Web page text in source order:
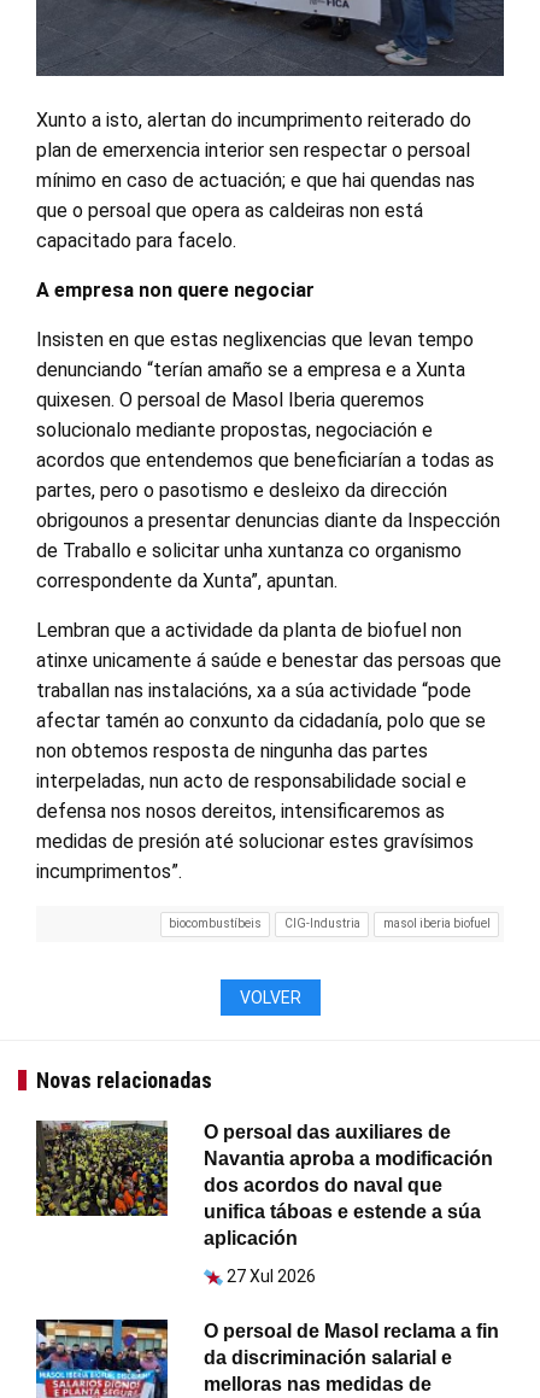
Xunto a isto, alertan do incumprimento reiterado do
plan de emerxencia interior sen respectar o persoal
mínimo en caso de actuación; e que hai quendas nas
que o persoal que opera as caldeiras non está
capacitado para facelo.
A empresa non quere negociar
Insisten en que estas neglixencias que levan tempo
denunciando “terían amaño se a empresa e a Xunta
quixesen. O persoal de Masol Iberia queremos
solucionalo mediante propostas, negociación e
acordos que entendemos que beneficiarían a todas as
partes, pero o pasotismo e desleixo da dirección
obrigounos a presentar denuncias diante da Inspección
de Traballo e solicitar unha xuntanza co organismo
correspondente da Xunta”, apuntan.
Lembran que a actividade da planta de biofuel non
atinxe unicamente á saúde e benestar das persoas que
traballan nas instalacións, xa a súa actividade “pode
afectar tamén ao conxunto da cidadanía, polo que se
non obtemos resposta de ningunha das partes
interpeladas, nun acto de responsabilidade social e
defensa nos nosos dereitos, intensificaremos as
medidas de presión até solucionar estes gravísimos
incumprimentos”.
biocombustíbeis CIG-Industria masol iberia biofuel
VOLVER
Novas relacionadas
O persoal das auxiliares de
Navantia aproba a modificación
dos acordos do naval que
unifica táboas e estende a súa
aplicación
27 Xul 2026
O persoal de Masol reclama a fin
da discriminación salarial e
melloras nas medidas de